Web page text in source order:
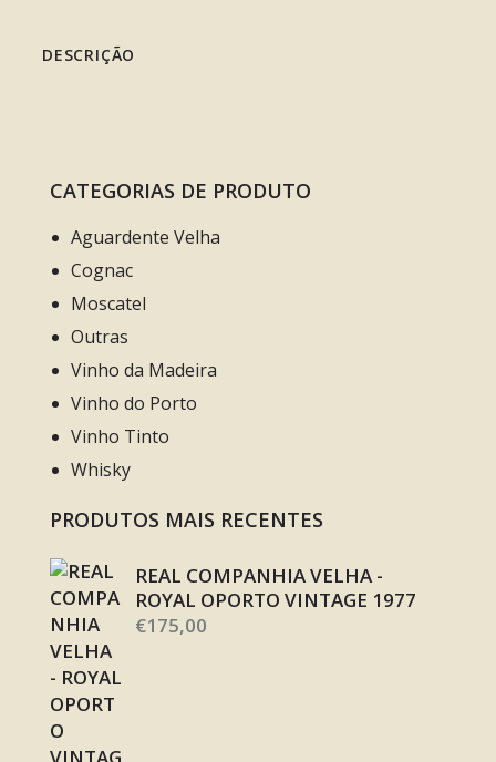
DESCRIÇÃO
CATEGORIAS DE PRODUTO
Aguardente Velha
Cognac
Moscatel
Outras
Vinho da Madeira
Vinho do Porto
Vinho Tinto
Whisky
PRODUTOS MAIS RECENTES
REAL COMPANHIA VELHA -
ROYAL OPORTO VINTAGE 1977
€175,00